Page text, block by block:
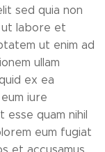
sed quia non
ut labore et
ut enim ad
ullam
ex ea
iure
quam nihil
eum fugiat
et accusamus.